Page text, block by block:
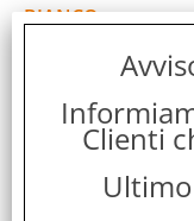
BIANCO
Marca:
HIKVISIONClienti